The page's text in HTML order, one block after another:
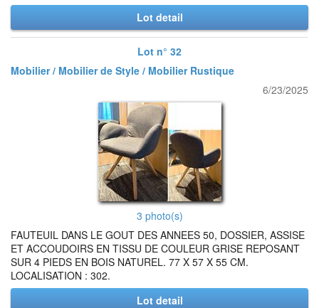
Lot detail
Lot n° 32
Mobilier / Mobilier de Style / Mobilier Rustique
6/23/2025
3 photo(s)
FAUTEUIL DANS LE GOUT DES ANNEES 50, DOSSIER, ASSISE
ET ACCOUDOIRS EN TISSU DE COULEUR GRISE REPOSANT
SUR 4 PIEDS EN BOIS NATUREL. 77 X 57 X 55 CM.
LOCALISATION : 302.
Lot detail